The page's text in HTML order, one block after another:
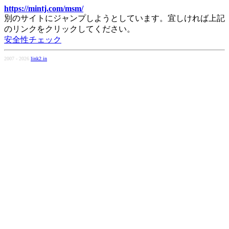
https://mintj.com/msm/
別のサイトにジャンプしようとしています。宜しければ上記
のリンクをクリックしてください。
安全性チェック
2007 - 2026 link2.in